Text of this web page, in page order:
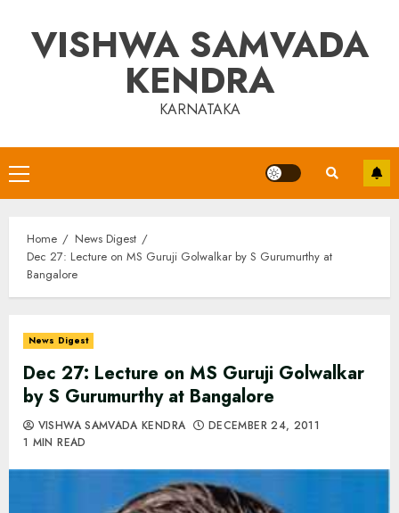
contentVISHWA SAMVADA
KENDRA
KARNATAKA
Primary
Menu
Home
News Digest
Dec 27: Lecture on MS Guruji Golwalkar by S Gurumurthy at
Bangalore
News Digest
Dec 27: Lecture on MS Guruji Golwalkar
by S Gurumurthy at Bangalore
VISHWA SAMVADA KENDRA
DECEMBER 24, 2011
1 MIN READ